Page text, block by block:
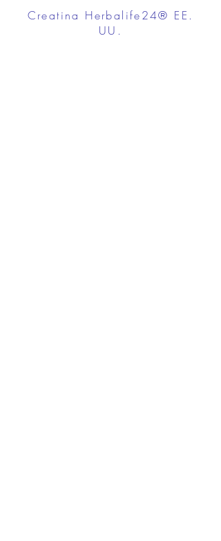
Creatina Herbalife24® EE.
UU.